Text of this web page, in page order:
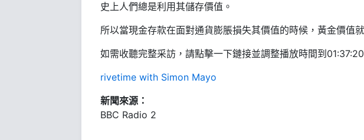
史上人們總是利用其儲存價值。
所以當現金存款在面對通貨膨脹損失其價值的時候，黃金價值
如需收聽完整采訪，請點擊一下鏈接並調整播放時間到01:37:20
rivetime with Simon Mayo
新聞來源：
BBC Radio 2